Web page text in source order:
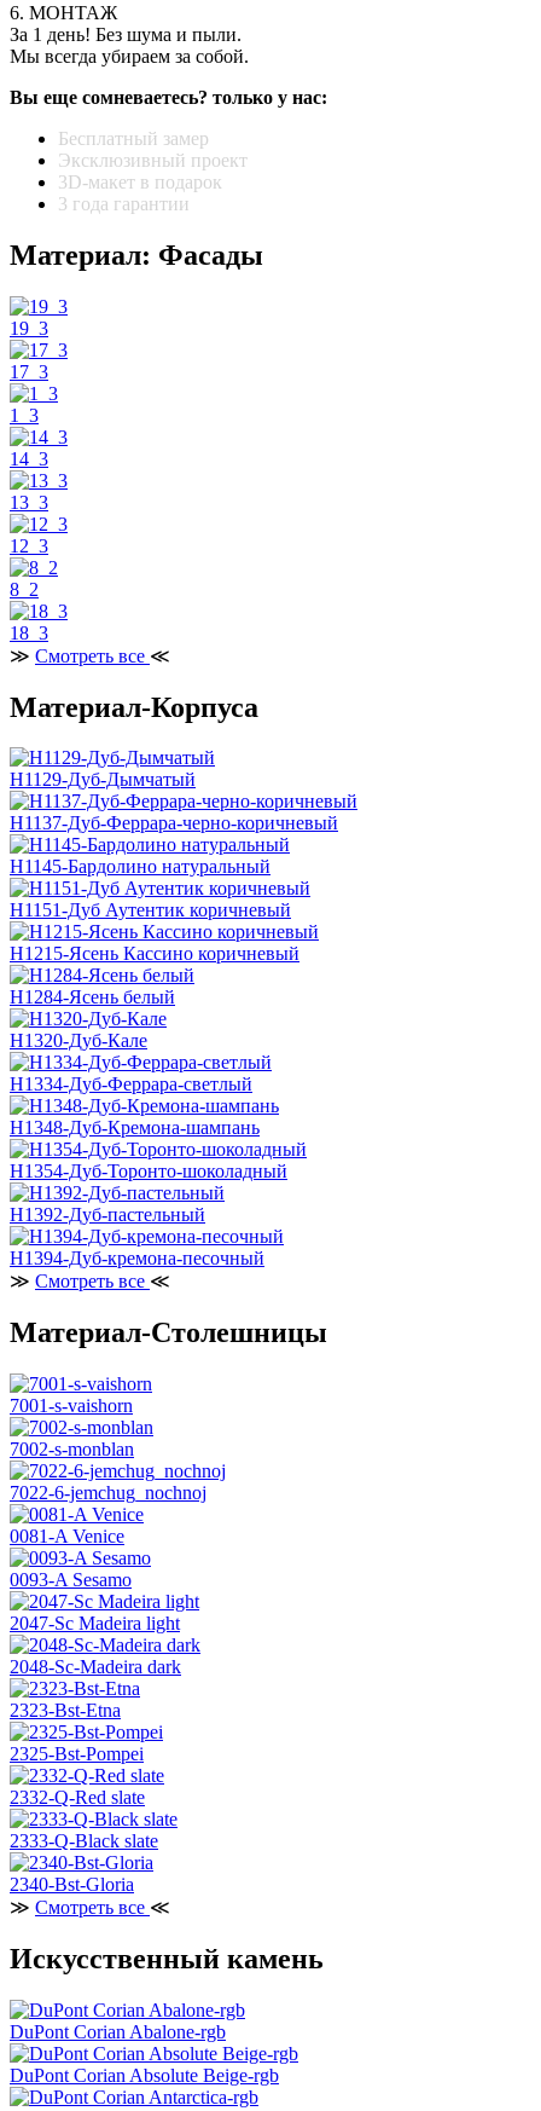
6. МОНТАЖ
За 1 день! Без шума и пыли.
Мы всегда убираем за собой.
Вы еще сомневаетесь? только у нас:
Бесплатный замер
Эксклюзивный проект
3D-макет в подарок
3 года гарантии
Материал: Фасады
19_3
17_3
1_3
14_3
13_3
12_3
8_2
18_3
≫ Смотреть все ≪
Материал-Корпуса
H1129-Дуб-Дымчатый
H1137-Дуб-Феррара-черно-коричневый
H1145-Бардолино натуральный
H1151-Дуб Аутентик коричневый
H1215-Ясень Кассино коричневый
H1284-Ясень белый
H1320-Дуб-Кале
H1334-Дуб-Феррара-светлый
H1348-Дуб-Кремона-шампань
H1354-Дуб-Торонто-шоколадный
H1392-Дуб-пастельный
H1394-Дуб-кремона-песочный
≫ Смотреть все ≪
Материал-Столешницы
7001-s-vaishorn
7002-s-monblan
7022-6-jemchug_nochnoj
0081-A Venice
0093-A Sesamo
2047-Sc Madeira light
2048-Sc-Madeira dark
2323-Bst-Etna
2325-Bst-Pompei
2332-Q-Red slate
2333-Q-Black slate
2340-Bst-Gloria
≫ Смотреть все ≪
Искусственный камень
DuPont Corian Abalone-rgb
DuPont Corian Absolute Beige-rgb